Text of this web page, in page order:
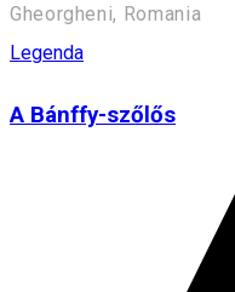
Gheorgheni, Romania
Legenda
A Bánffy-szőlős